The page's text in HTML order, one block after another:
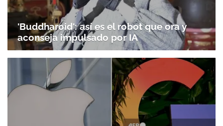
'Buddharoid': así es el robot que ora y
aconseja impulsado por IA